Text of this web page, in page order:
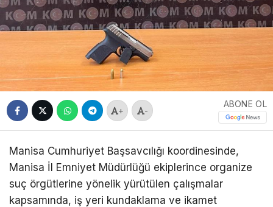
+ -
ABONE OL
Manisa Cumhuriyet Başsavcılığı koordinesinde,
Manisa İl Emniyet Müdürlüğü ekiplerince organize
suç örgütlerine yönelik yürütülen çalışmalar
kapsamında, iş yeri kundaklama ve ikamet